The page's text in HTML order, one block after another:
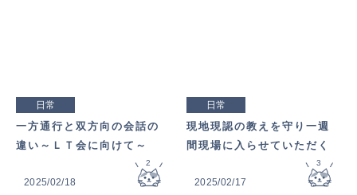
日常
一方通行と双方向の会話の
違い～ＬＴ会に向けて～
2025/02/18
2
日常
現地現認の教えを守り一週
間現場に入らせていただく
2025/02/17
3